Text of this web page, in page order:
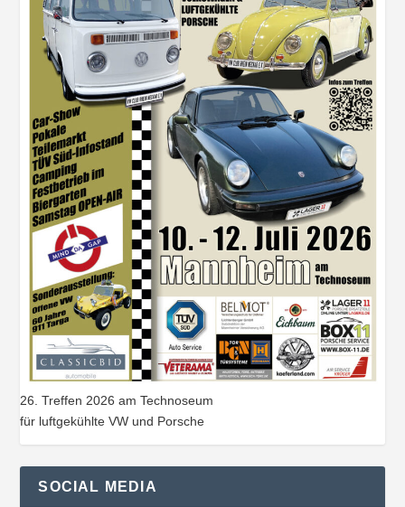
26. Treffen 2026 am Technoseum
für luftgekühlte VW und Porsche
SOCIAL MEDIA